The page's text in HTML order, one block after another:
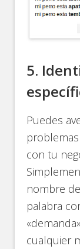
5.
Puedes
con tu
nombre
palabra
cualquier